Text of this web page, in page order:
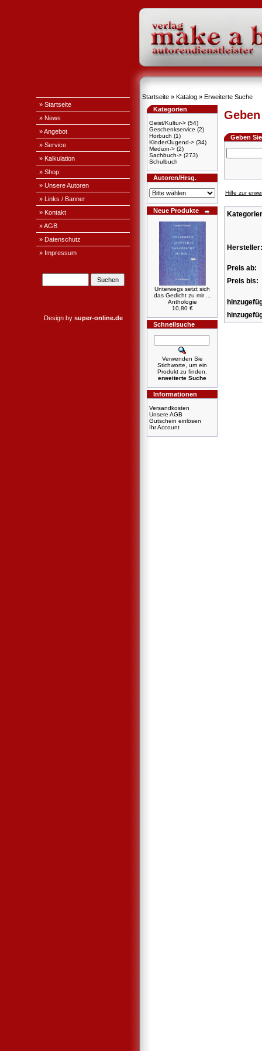
» Startseite
» News
» Angebot
» Service
» Kalkulation
» Shop
» Unsere Autoren
» Links / Banner
» Kontakt
» AGB
» Datenschutz
» Impressum
Design by super-online.de
Startseite » Katalog » Erweiterte Suche
Kategorien
Geist/Kultur-> (54)
Geschenkservice (2)
Hörbuch (1)
Kinder/Jugend-> (34)
Medizin-> (2)
Sachbuch-> (273)
Schulbuch
Autoren/Hrsg.
Neue Produkte
Unterwegs setzt sich
das Gedicht zu mir ...
Anthologie
10,80 €
Schnellsuche
Verwenden Sie
Stichworte, um ein
Produkt zu finden.
erweiterte Suche
Informationen
Versandkosten
Unsere AGB
Gutschein einlösen
Ihr Account
Geben
Hilfe zur
Hersteller:
Preis ab:
Preis bis: